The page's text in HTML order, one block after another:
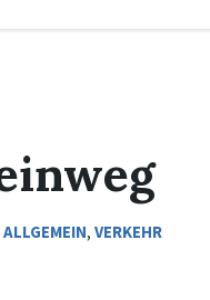
ALLGEMEIN, VERKEHR